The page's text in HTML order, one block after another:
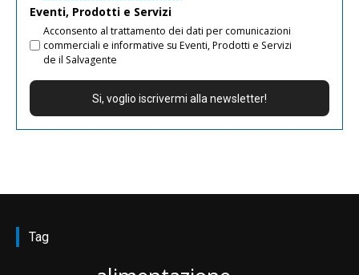
Eventi, Prodotti e Servizi
Acconsento al trattamento dei dati per comunicazioni
commerciali e informative su Eventi, Prodotti e Servizi
de il Salvagente
Tag